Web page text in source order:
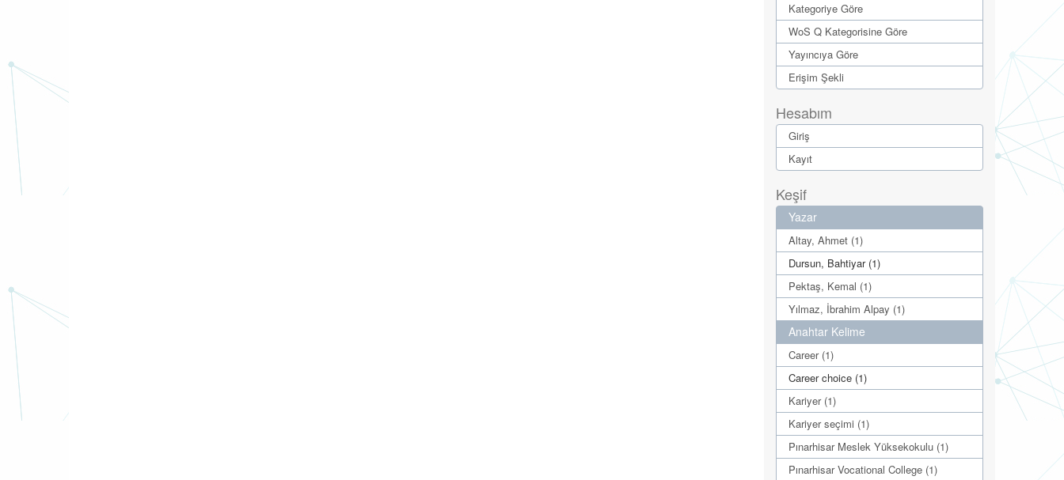
Kategoriye Göre
WoS Q Kategorisine Göre
Yayıncıya Göre
Erişim Şekli
Hesabım
Giriş
Kayıt
Keşif
Yazar
Altay, Ahmet (1)
Dursun, Bahtiyar (1)
Pektaş, Kemal (1)
Yılmaz, İbrahim Alpay (1)
Anahtar Kelime
Career (1)
Career choice (1)
Kariyer (1)
Kariyer seçimi (1)
Pınarhisar Meslek Yüksekokulu (1)
Pınarhisar Vocational College (1)